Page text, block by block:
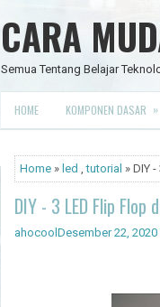
CARA
Semua Tentang Belajar
HOME KOMPONEN DASAR »
Home » led ,tutorial » DIY
DIY - 3 LED Flip
ahocool Desember 22, 2020